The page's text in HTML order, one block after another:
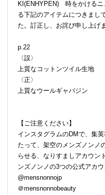
KI(ENHYPEN) 時をかけるニ
る下記のアイテムにつきまし
た。訂正し、お詫び申し上げ
p.22
〈誤〉
上質なコットンツイル生地
〈正〉
上質なウールギャバジン
【ご注意ください】
インスタグラムのDMで、集
たって、架空のメンズノンノ
らせる、なりすましアカウン
ンズノンノの3つの公式アカウ
@mensnonnojp
＠mensnonnobeauty